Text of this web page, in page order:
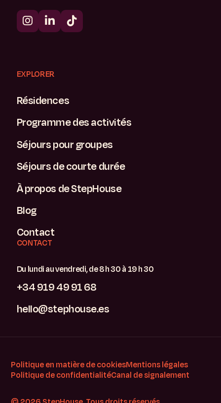
EXPLORER
Résidences
Programme des activités
Séjours pour groupes
Séjours de courte durée
À propos de StepHouse
Blog
Contact
CONTACT
Du lundi au vendredi, de 8 h 30 à 19 h 30
+34 919 49 91 68
hello@stephouse.es
Politique en matière de cookiesMentions légales
Politique de confidentialitéCanal de signalement